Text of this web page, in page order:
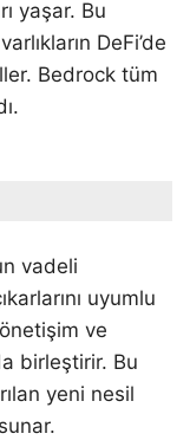
yaşar. Bu
DeFi’de
Bedrock tüm
vadeli
uyumlu
ve
birleştirir. Bu
yeni nesil